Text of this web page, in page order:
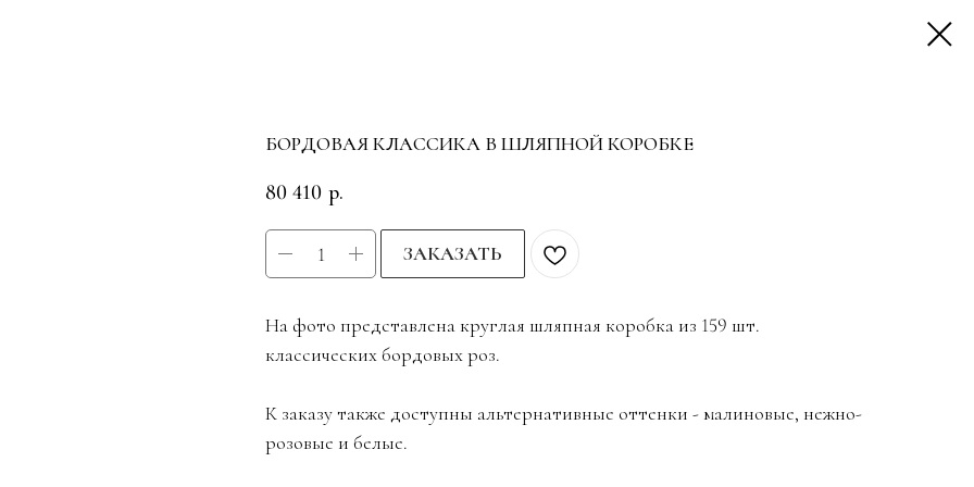
БОРДОВАЯ КЛАССИКА В ШЛЯПНОЙ КОРОБКЕ
80 410 р.
ЗАКАЗАТЬ
На фото представлена круглая шляпная коробка из 159 шт.
классических бордовых роз.
К заказу также доступны альтернативные оттенки - малиновые, нежно-
розовые и белые.